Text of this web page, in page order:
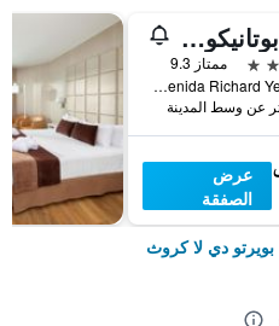
فندق بوتانيكو وأورينتال سبا غاردن
ممتاز 9.3
Avenida Richard Yeoward, 1, بويرتو دي لا كروث, تنريف, أسبانيا
عرض
الصفقة
دي لا كروث